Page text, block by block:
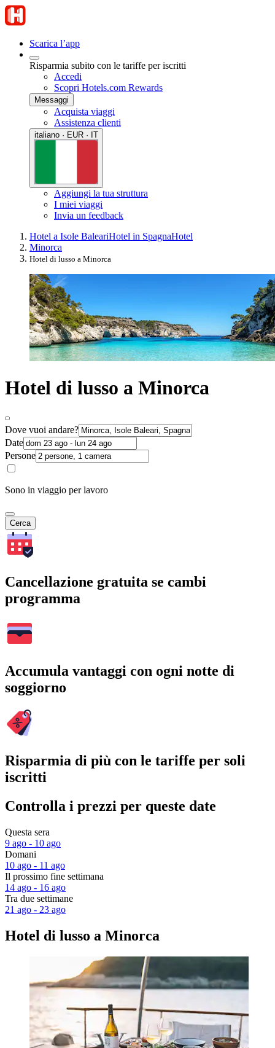
Scarica l’app
Risparmia subito con le tariffe per iscritti
Accedi
Scopri Hotels.com Rewards
Messaggi
Acquista viaggi
Assistenza clienti
italiano · EUR · IT
Aggiungi la tua struttura
I miei viaggi
Invia un feedback
Hotel a Isole BaleariHotel in SpagnaHotel
Minorca
Hotel di lusso a Minorca
Hotel di lusso a Minorca
Dove vuoi andare?
Date
Persone
Sono in viaggio per lavoro
Cerca
Cancellazione gratuita se cambi
programma
Accumula vantaggi con ogni notte di
soggiorno
Risparmia di più con le tariffe per soli
iscritti
Controlla i prezzi per queste date
Questa sera
9 ago - 10 ago
Domani
10 ago - 11 ago
Il prossimo fine settimana
14 ago - 16 ago
Tra due settimane
21 ago - 23 ago
Hotel di lusso a Minorca